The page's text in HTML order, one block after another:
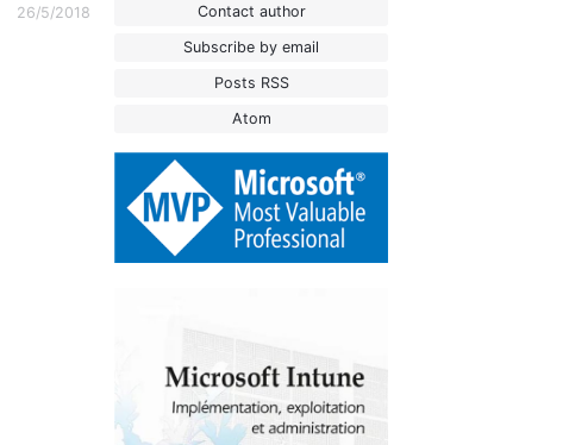
Contact author
Subscribe by email
Posts RSS
Atom
26/5/2018